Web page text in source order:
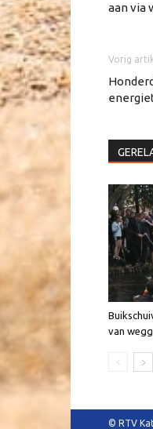
aan via
Vorig
van
© RTV